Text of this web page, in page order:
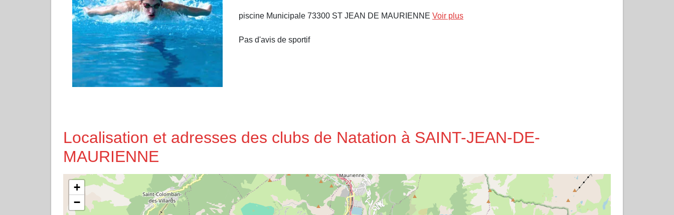
piscine Municipale 73300 ST JEAN DE MAURIENNE Voir plus
Pas d'avis de sportif
Localisation et adresses des clubs de Natation à SAINT-JEAN-DE-
MAURIENNE
+
−